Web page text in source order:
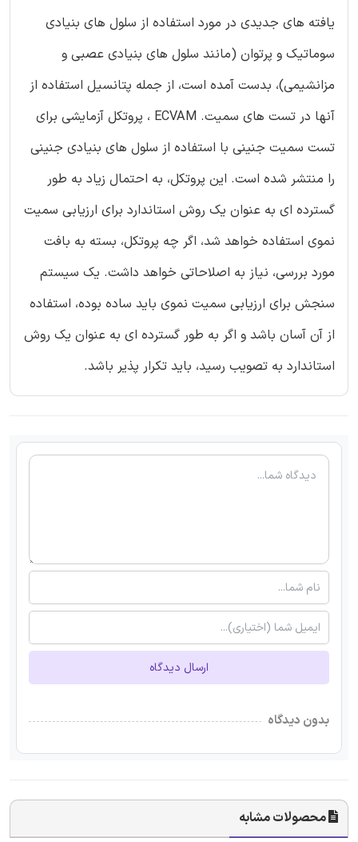
یافته های جدیدی در مورد استفاده از سلول های بنیادی
سوماتیک و پرتوان (مانند سلول های بنیادی عصبی و
مزانشیمی)، بدست آمده است، از جمله پتانسیل استفاده از
آنها در تست های سمیت. ECVAM ، پروتکل آزمایشی برای
تست سمیت جنینی با استفاده از سلول های بنیادی جنینی
را منتشر شده است. این پروتکل، به احتمال زیاد به طور
گسترده ای به عنوان یک روش استاندارد برای ارزیابی سمیت
نموی استفاده خواهد شد، اگر چه پروتکل، بسته به بافت
مورد بررسی، نیاز به اصلاحاتی خواهد داشت. یک سیستم
سنجش برای ارزیابی سمیت نموی باید ساده بوده، استفاده
از آن آسان باشد و اگر به طور گسترده ای به عنوان یک روش
استاندارد به تصویب رسید، باید تکرار پذیر باشد.
ارسال دیدگاه
بدون دیدگاه
محصولات مشابه